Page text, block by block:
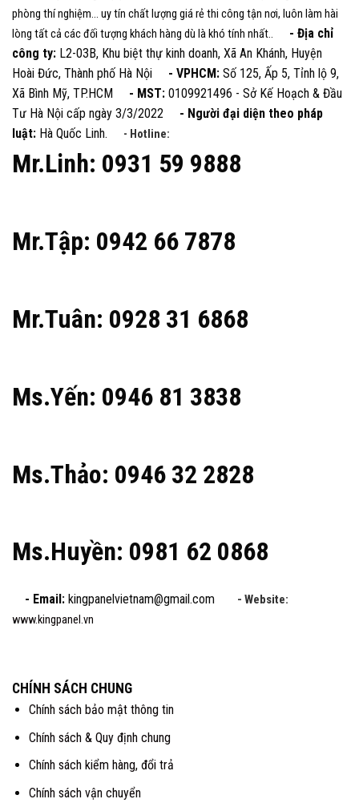
phòng thí nghiệm... uy tín chất lượng giá rẻ thi công tận nơi, luôn làm hài
lòng tất cả các đối tượng khách hàng dù là khó tính nhất..
- Địa chỉ
công ty: L2-03B, Khu biệt thự kinh doanh, Xã An Khánh, Huyện
Hoài Đức, Thành phố Hà Nội - VPHCM: Số 125, Ấp 5, Tỉnh lộ 9,
Xã Bình Mỹ, TP.HCM - MST: 0109921496 - Sở Kế Hoạch & Đầu
Tư Hà Nội cấp ngày 3/3/2022 - Người đại diện theo pháp
luật: Hà Quốc Linh. - Hotline:
Mr.Linh: 0931 59 9888
Mr.Tập: 0942 66 7878
Mr.Tuân: 0928 31 6868
Ms.Yến: 0946 81 3838
Ms.Thảo: 0946 32 2828
Ms.Huyền: 0981 62 0868
- Email: kingpanelvietnam@gmail.com - Website:
www.kingpanel.vn
CHÍNH SÁCH CHUNG
Chính sách bảo mật thông tin
Chính sách & Quy định chung
Chính sách kiểm hàng, đổi trả
Chính sách vận chuyển